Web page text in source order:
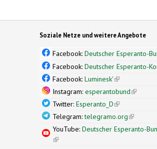
Soziale Netze und weitere Angebote
Facebook:Deutscher Esperanto-
Facebook:Deutscher Esperanto-
Facebook:Luminesk'(link is external)
Instagram:esperantobund(link is
Twitter:Esperanto_D(link is external)
Telegram:telegramo.org(link is
YouTube:Deutscher Esperanto-
(link is external)